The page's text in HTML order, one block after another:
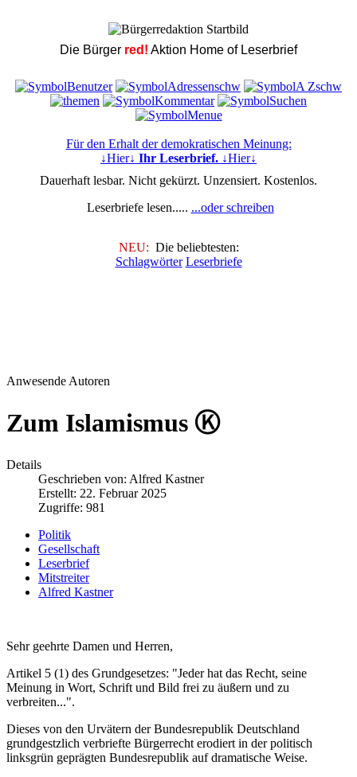
Die Bürger red! Aktion Home of Leserbrief
Für den Erhalt der demokratischen Meinung:
↓Hier↓ Ihr Leserbrief. ↓Hier↓
Dauerhaft lesbar. Nicht gekürzt. Unzensiert. Kostenlos.
Leserbriefe lesen..... ...oder schreiben
NEU: Die beliebtesten:
Schlagwörter Leserbriefe
Anwesende Autoren
Zum Islamismus Ⓚ
Details
Geschrieben von: Alfred Kastner
Erstellt: 22. Februar 2025
Zugriffe: 981
Politik
Gesellschaft
Leserbrief
Mitstreiter
Alfred Kastner
Sehr geehrte Damen und Herren,
Artikel 5 (1) des Grundgesetzes: "Jeder hat das Recht, seine
Meinung in Wort, Schrift und Bild frei zu äußern und zu
verbreiten...".
Dieses von den Urvätern der Bundesrepublik Deutschland
grundgestzlich verbriefte Bürgerrecht erodiert in der politisch
linksgrün geprägten Bundesrepublik auf dramatische Weise.